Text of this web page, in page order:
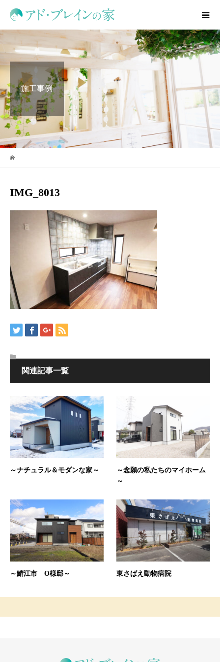
施工事例
IMG_8013
関連記事一覧
～ナチュラル＆モダンな家～
～念願の私たちのマイホーム
～
～鯖江市 O様邸～ 東さばえ動物病院